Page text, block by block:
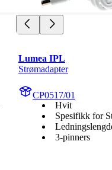
Lumea IPL
Strømadapter
CP0517/01
Hvit
Spesifikk for
3-pinners